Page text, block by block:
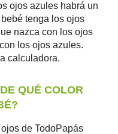
ojos azules habrá un
tenga los ojos
nazca con los ojos
los ojos azules.
calculadora.
QUÉ COLOR
de TodoPapás